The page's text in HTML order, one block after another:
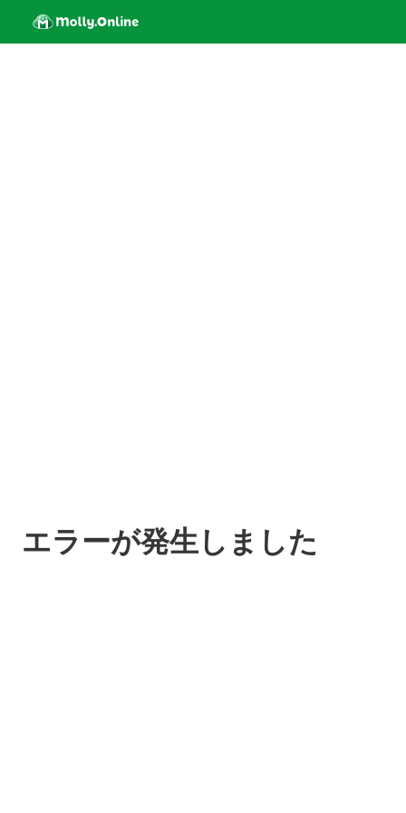
エラーが発生しました